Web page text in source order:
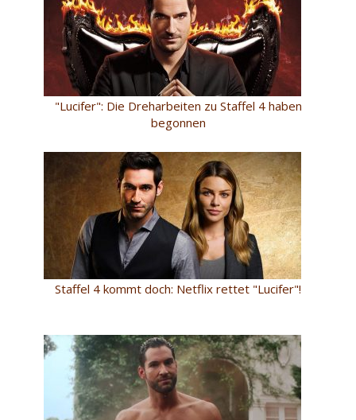
"Lucifer": Die Dreharbeiten zu Staffel 4 haben
begonnen
Staffel 4 kommt doch: Netflix rettet "Lucifer"!